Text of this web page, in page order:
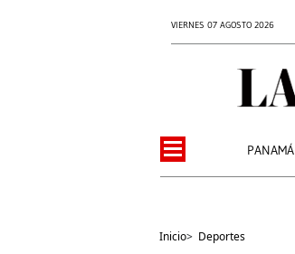
VIERNES 07 AGOSTO 2026
PANAMÁ
Inicio> Deportes